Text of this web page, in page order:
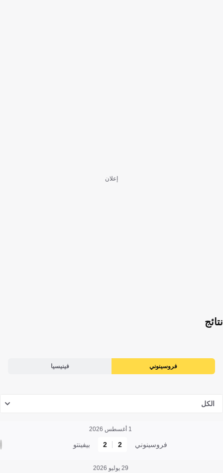
إعلان
نتائج
فروسينوني فينيسيا
الكل
1 أغسطس 2026
فروسينوني 2
2 بيفينتو
29 يوليو 2026